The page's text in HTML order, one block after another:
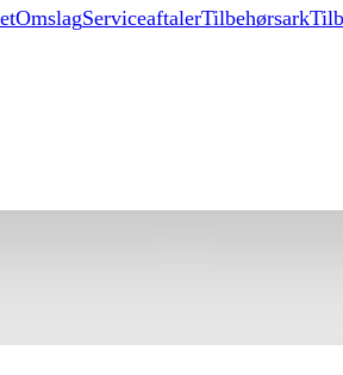
OmslagServiceaftalerTilbehørsark